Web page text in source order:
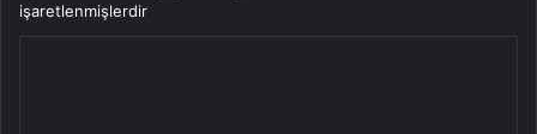
işaretlenmişlerdir